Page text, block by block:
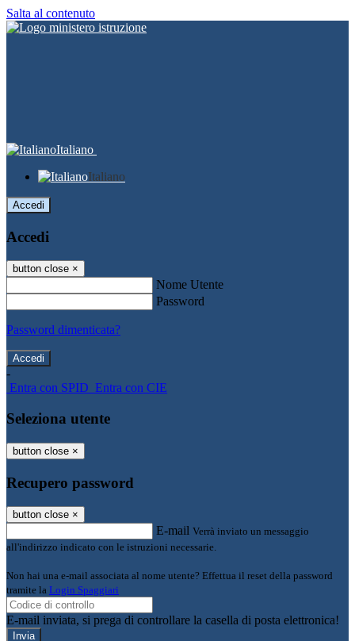
Salta al contenuto
Italiano
Italiano
Accedi
Accedi
button close ×
Nome Utente
Password
Password dimenticata?
-
Entra con SPID Entra con CIE
Seleziona utente
button close ×
Recupero password
button close ×
E-mail Verrà inviato un messaggio
all'indirizzo indicato con le istruzioni necessarie.
Non hai una e-mail associata al nome utente? Effettua il reset della password
tramite la Login Spaggiari
E-mail inviata, si prega di controllare la casella di posta elettronica!